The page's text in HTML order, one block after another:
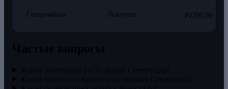
Газпромбанк Покупать ₽1200,00